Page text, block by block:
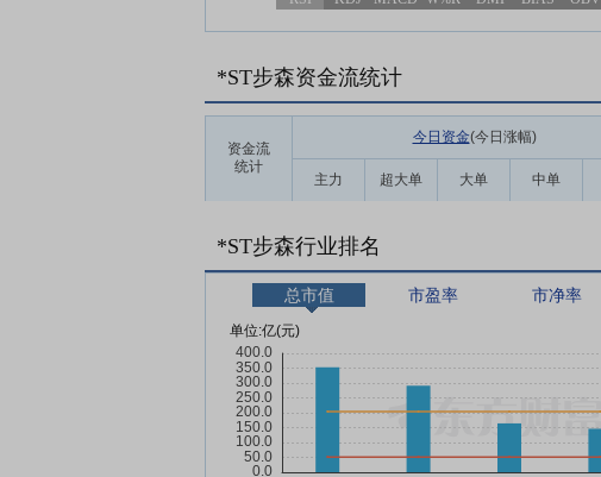
*ST步森资金流统计
资金流
统计
今日资金(今日涨幅)
主力 超大单 大单 中单
*ST步森行业排名
总市值 市盈率 市净率
单位:亿(元)